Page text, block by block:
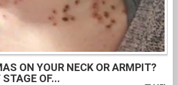
ON YOUR NECK OR ARMPIT?
OF...